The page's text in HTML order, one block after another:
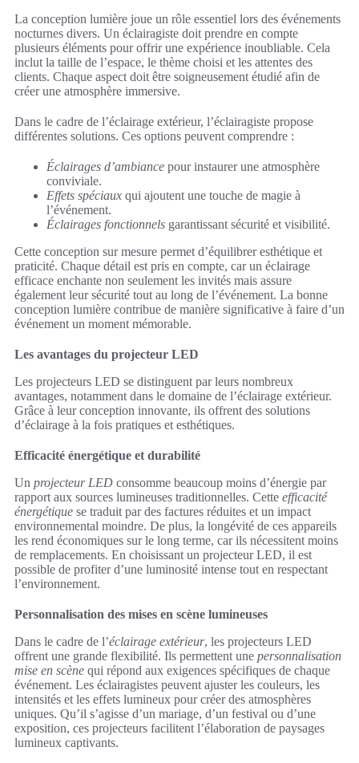
La conception lumière joue un rôle essentiel lors des événements
nocturnes divers. Un éclairagiste doit prendre en compte
plusieurs éléments pour offrir une expérience inoubliable. Cela
inclut la taille de l’espace, le thème choisi et les attentes des
clients. Chaque aspect doit être soigneusement étudié afin de
créer une atmosphère immersive.
Dans le cadre de l’éclairage extérieur, l’éclairagiste propose
différentes solutions. Ces options peuvent comprendre :
Éclairages d’ambiance pour instaurer une atmosphère
conviviale.
Effets spéciaux qui ajoutent une touche de magie à
l’événement.
Éclairages fonctionnels garantissant sécurité et visibilité.
Cette conception sur mesure permet d’équilibrer esthétique et
praticité. Chaque détail est pris en compte, car un éclairage
efficace enchante non seulement les invités mais assure
également leur sécurité tout au long de l’événement. La bonne
conception lumière contribue de manière significative à faire d’un
événement un moment mémorable.
Les avantages du projecteur LED
Les projecteurs LED se distinguent par leurs nombreux
avantages, notamment dans le domaine de l’éclairage extérieur.
Grâce à leur conception innovante, ils offrent des solutions
d’éclairage à la fois pratiques et esthétiques.
Efficacité énergétique et durabilité
Un projecteur LED consomme beaucoup moins d’énergie par
rapport aux sources lumineuses traditionnelles. Cette efficacité
énergétique se traduit par des factures réduites et un impact
environnemental moindre. De plus, la longévité de ces appareils
les rend économiques sur le long terme, car ils nécessitent moins
de remplacements. En choisissant un projecteur LED, il est
possible de profiter d’une luminosité intense tout en respectant
l’environnement.
Personnalisation des mises en scène lumineuses
Dans le cadre de l’éclairage extérieur, les projecteurs LED
offrent une grande flexibilité. Ils permettent une personnalisation
mise en scène qui répond aux exigences spécifiques de chaque
événement. Les éclairagistes peuvent ajuster les couleurs, les
intensités et les effets lumineux pour créer des atmosphères
uniques. Qu’il s’agisse d’un mariage, d’un festival ou d’une
exposition, ces projecteurs facilitent l’élaboration de paysages
lumineux captivants.